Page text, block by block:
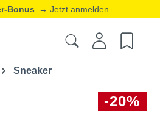
Bonus → Jetzt anmelden
Sneaker
-20%